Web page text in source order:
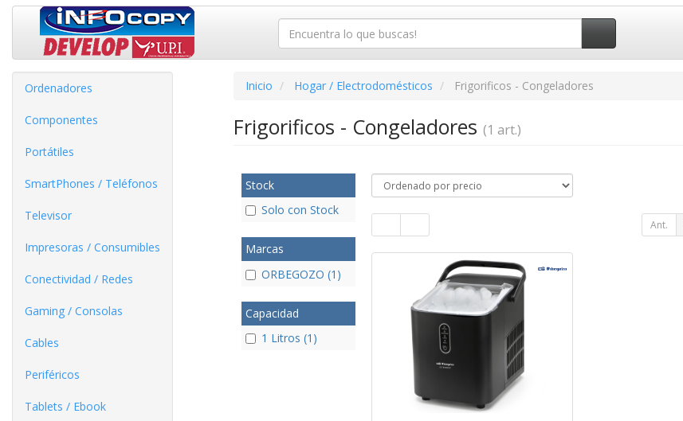
Ordenadores
Componentes
Portátiles
SmartPhones / Teléfonos
Televisor
Impresoras / Consumibles
Conectividad / Redes
Gaming / Consolas
Cables
Periféricos
Tablets / Ebook
Inicio Hogar / Electrodomésticos Frigorificos - Congeladores
Frigorificos - Congeladores (1 art.)
Stock
Solo con Stock
Marcas
ORBEGOZO (1)
Capacidad
1 Litros (1)
Ant.